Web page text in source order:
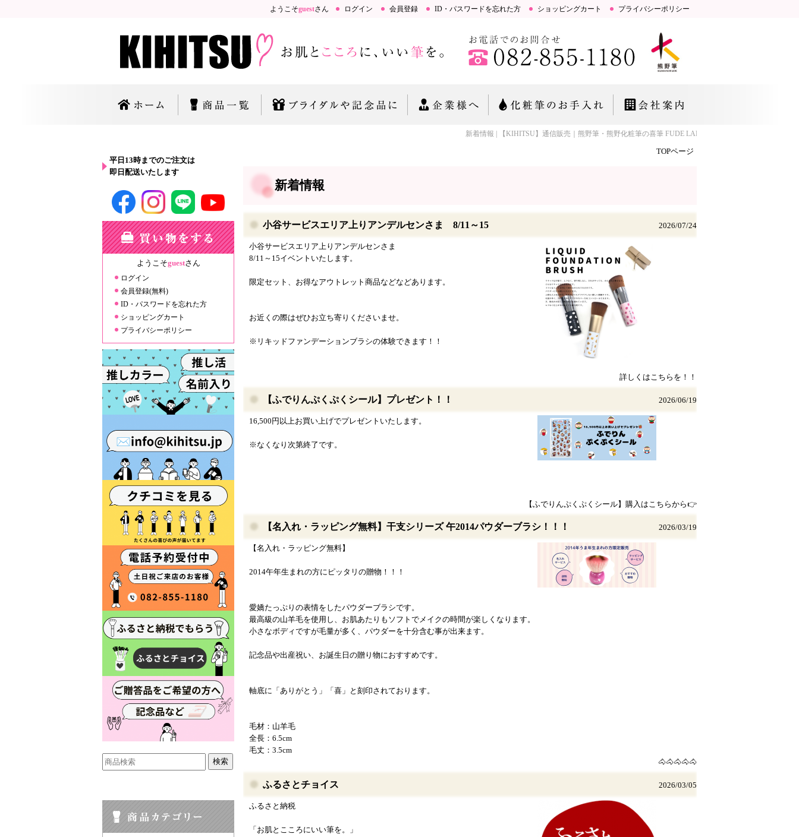
ログイン 会員登録 ID・パスワードを忘れた方 ショッピングカート プライバシーポリシー
ようこそguestさん
新着情報 | 【KIHITSU】通信販売｜熊野筆・熊野化粧筆の喜筆 FUDE LAB.「お肌とこころにいい筆」研究
平日13時までのご注文は
即日配送いたします
ようこそguestさん
ログイン
会員登録(無料)
ID・パスワードを忘れた方
ショッピングカート
プライバシーポリシー
TOPページ
新着情報
2026/07/24
小谷サービスエリア上りアンデルセンさま 8/11～15
小谷サービスエリア上りアンデルセンさま
8/11～15イベントいたします。
限定セット、お得なアウトレット商品などなどあります。
お近くの際はぜひお立ち寄りくださいませ。
※リキッドファンデーションブラシの体験できます！！
詳しくはこちらを！！
2026/06/19
【ふでりんぷくぷくシール】プレゼント！！
16,500円以上お買い上げでプレゼントいたします。
※なくなり次第終了です。
【ふでりんぷくぷくシール】購入はこちらから👉
2026/03/19
【名入れ・ラッピング無料】干支シリーズ 午2014パウダーブラシ！！！
【名入れ・ラッピング無料】
2014午年生まれの方にピッタリの贈物！！！
愛嬌たっぷりの表情をしたパウダーブラシです。
最高級の山羊毛を使用し、お肌あたりもソフトでメイクの時間が楽しくなります。
小さなボディですが毛量が多く、パウダーを十分含む事が出来ます。
記念品や出産祝い、お誕生日の贈り物におすすめです。
軸底に「ありがとう」「喜」と刻印されております。
毛材：山羊毛
全長：6.5cm
毛丈：3.5cm
🐴🐴🐴🐴🐴
2026/03/05
ふるさとチョイス
ふるさと納税
「お肌とこころにいい筆を。」